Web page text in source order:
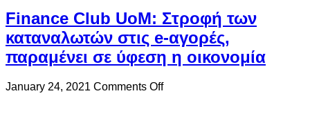
της(!)
Finance Club UoM: Στροφή των
καταναλωτών στις e-αγορές,
παραμένει σε ύφεση η οικονομία
January 24, 2021 Comments Offon